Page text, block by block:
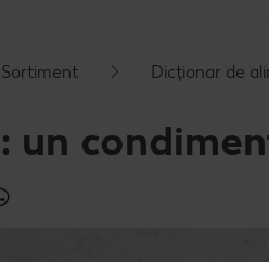
Sortiment Dicționar de
un